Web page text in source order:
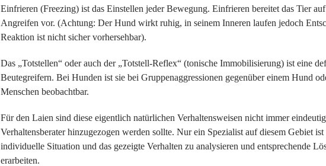
Einfrieren (Freezing) ist das Einstellen jeder Bewegung. Einfrieren bereitet das Tier
Angreifen vor. (Achtung: Der Hund wirkt ruhig, in seinem Inneren laufen jedoch
Reaktion ist nicht sicher vorhersehbar).
Das „Totstellen“ oder auch der „Totstell-Reflex“ (tonische Immobilisierung) ist eine
Beutegreifern. Bei Hunden ist sie bei Gruppenaggressionen gegenüber einem Hund
Menschen beobachtbar.
Für den Laien sind diese eigentlich natürlichen Verhaltensweisen nicht immer
Verhaltensberater hinzugezogen werden sollte. Nur ein Spezialist auf diesem Gebiet
individuelle Situation und das gezeigte Verhalten zu analysieren und entsprechende
erarbeiten.